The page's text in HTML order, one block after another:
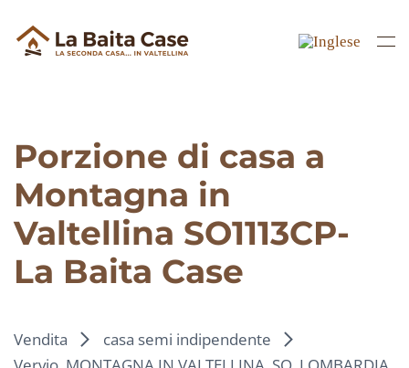
Skip to main content
Porzione di casa a
Montagna in
Valtellina SO1113CP-
La Baita Case
Vendita
casa semi indipendente